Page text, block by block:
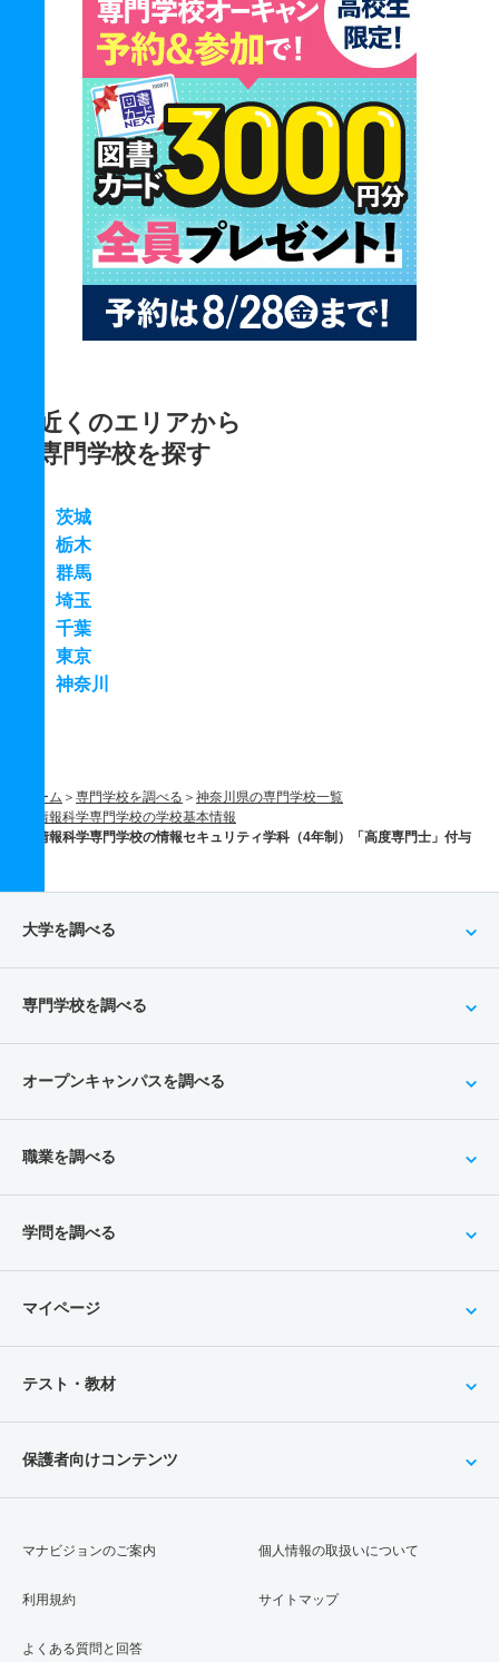
近くのエリアから
専門学校を探す
茨城
栃木
群馬
埼玉
千葉
東京
神奈川
ホーム 専門学校を調べる
神奈川県の専門学校一覧
情報科学専門学校の学校基本情報
情報科学専門学校の情報セキュリティ学科（4年制）「高度専門士」付与
大学を調べる
専門学校を調べる
オープンキャンパスを調べる
職業を調べる
学問を調べる
マイページ
テスト・教材
保護者向けコンテンツ
マナビジョンのご案内
利用規約
よくある質問と回答
個人情報の取扱いについて
サイトマップ